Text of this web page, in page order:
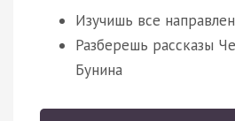
Изучишь все
Разберешь рассказы
Бунина